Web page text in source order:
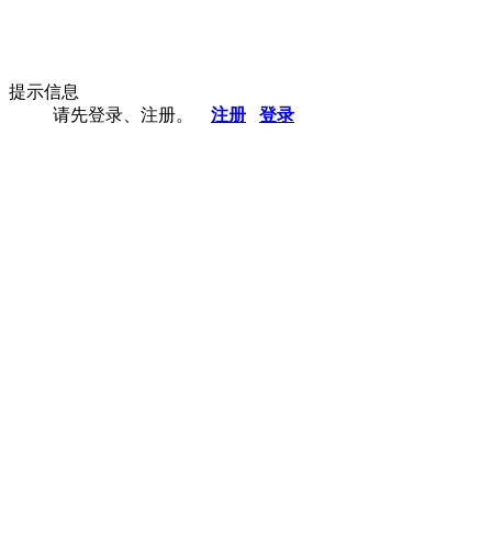
提示信息
请先登录、注册。 注册 登录